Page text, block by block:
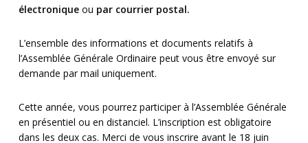
électroniqueou par courrier postal.
L’ensemble des informations et documents relatifs à
l’Assemblée Générale Ordinaire peut vous être envoyé sur
demande par mail uniquement.
Cette année, vous pourrez participer à l’Assemblée Générale
en présentiel ou en distanciel. L’inscription est obligatoire
dans les deux cas. Merci de vous inscrire avant le 18 juin